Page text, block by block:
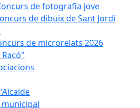
de fotografia jove
de dibuix de Sant Jordi
de microrelats 2026
Racó"